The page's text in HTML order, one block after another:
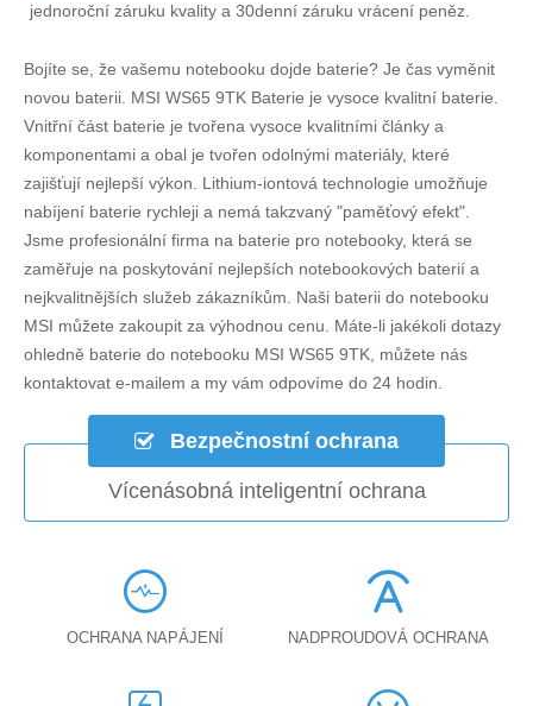
jednoroční záruku kvality a 30denní záruku vrácení peněz.
Bojíte se, že vašemu notebooku dojde baterie? Je čas vyměnit
novou baterii. MSI WS65 9TK Baterie je vysoce kvalitní baterie.
Vnitřní část baterie je tvořena vysoce kvalitními články a
komponentami a obal je tvořen odolnými materiály, které
zajišťují nejlepší výkon. Lithium-iontová technologie umožňuje
nabíjení baterie rychleji a nemá takzvaný "paměťový efekt".
Jsme profesionální firma na baterie pro notebooky, která se
zaměřuje na poskytování nejlepších notebookových baterií a
nejkvalitnějších služeb zákazníkům. Naši baterii do notebooku
MSI můžete zakoupit za výhodnou cenu. Máte-li jakékoli dotazy
ohledně baterie do notebooku MSI WS65 9TK, můžete nás
kontaktovat e-mailem a my vám odpovíme do 24 hodin.
Bezpečnostní ochrana
Vícenásobná inteligentní ochrana
OCHRANA NAPÁJENÍ NADPROUDOVÁ OCHRANA